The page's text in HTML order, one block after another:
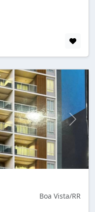
Boa Vista/RR